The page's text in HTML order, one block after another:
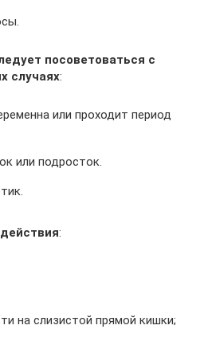
посоветоваться с
случаях:
или проходит период
или подросток.
:
на слизистой прямой кишки;